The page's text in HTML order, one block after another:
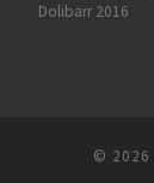
Dolibarr 2016
© 2026